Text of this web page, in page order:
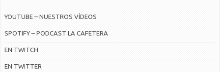
YOUTUBE – NUESTROS VÍDEOS
SPOTIFY – PODCAST LA CAFETERA
EN TWITCH
EN TWITTER